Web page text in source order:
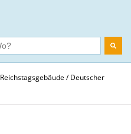
Reichstagsgebäude / Deutscher